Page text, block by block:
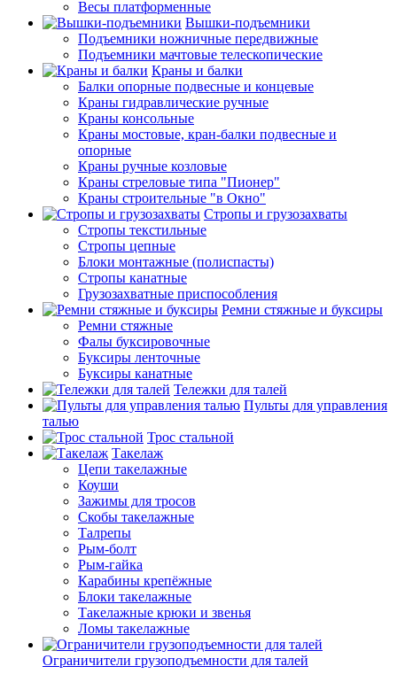
Весы платформенные
Вышки-подъемники
Подъемники ножничные передвижные
Подъемники мачтовые телескопические
Краны и балки
Балки опорные подвесные и концевые
Краны гидравлические ручные
Краны консольные
Краны мостовые, кран-балки подвесные и
опорные
Краны ручные козловые
Краны стреловые типа "Пионер"
Краны строительные "в Окно"
Стропы и грузозахваты
Стропы текстильные
Стропы цепные
Блоки монтажные (полиспасты)
Стропы канатные
Грузозахватные приспособления
Ремни стяжные и буксиры
Ремни стяжные
Фалы буксировочные
Буксиры ленточные
Буксиры канатные
Тележки для талей
Пульты для управления
талью
Трос стальной
Такелаж
Цепи такелажные
Коуши
Зажимы для тросов
Скобы такелажные
Талрепы
Рым-болт
Рым-гайка
Карабины крепёжные
Блоки такелажные
Такелажные крюки и звенья
Ломы такелажные
Ограничители грузоподъемности для талей